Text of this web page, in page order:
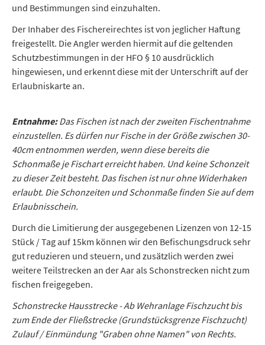
und Bestimmungen sind einzuhalten.
Der Inhaber des Fischereirechtes ist von jeglicher Haftung
freigestellt. Die Angler werden hiermit auf die geltenden
Schutzbestimmungen in der HFO § 10 ausdrücklich
hingewiesen, und erkennt diese mit der Unterschrift auf der
Erlaubniskarte an.
Entnahme:Das Fischen ist nach der zweiten Fischentnahme
einzustellen. Es dürfen nur Fische in der Größe zwischen 30-
40cm entnommen werden, wenn diese bereits die
Schonmaße je Fischart erreicht haben. Und keine Schonzeit
zu dieser Zeit besteht. Das fischen ist nur ohne Widerhaken
erlaubt. Die Schonzeiten und Schonmaße finden Sie auf dem
Erlaubnisschein.
Durch die Limitierung der ausgegebenen Lizenzen von 12-15
Stück / Tag auf 15km können wir den Befischungsdruck sehr
gut reduzieren und steuern, und zusätzlich werden zwei
weitere Teilstrecken an der Aar als Schonstrecken nicht zum
fischen freigegeben.
Schonstrecke Hausstrecke - Ab Wehranlage Fischzucht bis
zum Ende der Fließstrecke (Grundstücksgrenze Fischzucht)
Zulauf / Einmündung "Graben ohne Namen" von Rechts.